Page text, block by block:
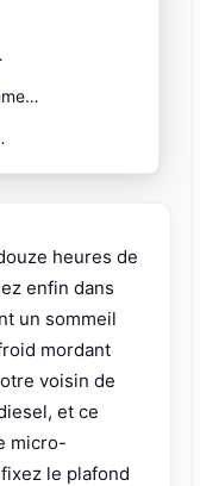
heures de
enfin dans
un sommeil
mordant
voisin de
et ce
micro-
le plafond